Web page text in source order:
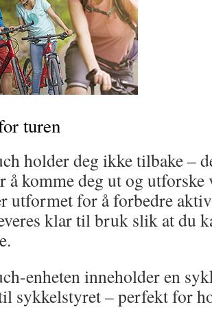
turen
holder deg ikke tilbake –
å komme deg ut og utforske
utformet for å forbedre
klar til bruk slik at du
enheten inneholder en
sykkelstyret – perfekt for